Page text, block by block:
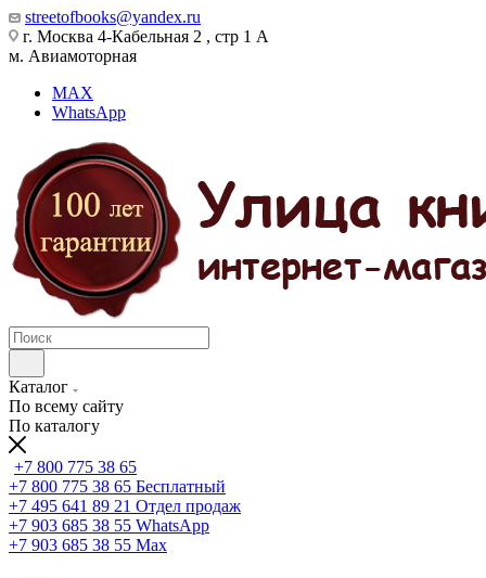
streetofbooks@yandex.ru
г. Москва 4-Кабельная 2 , стр 1 А
м. Авиамоторная
MAX
WhatsApp
Каталог
По всему сайту
По каталогу
+7 800 775 38 65
+7 800 775 38 65 Бесплатный
+7 495 641 89 21 Отдел продаж
+7 903 685 38 55 WhatsApp
+7 903 685 38 55 Max